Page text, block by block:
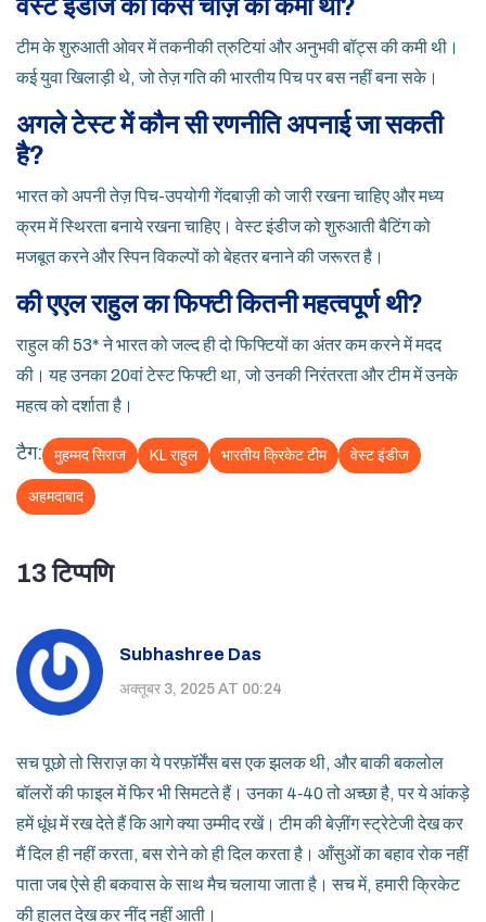
वेस्ट इंडीज को किस चीज़ की कमी थी?
टीम के शुरुआती ओवर में तकनीकी त्रुटियां और अनुभवी बॉट्स की कमी थी।
कई युवा खिलाड़ी थे, जो तेज़ गति की भारतीय पिच पर बस नहीं बना सके।
अगले टेस्ट में कौन सी रणनीति अपनाई जा सकती
है?
भारत को अपनी तेज़ पिच-उपयोगी गेंदबाज़ी को जारी रखना चाहिए और मध्य
क्रम में स्थिरता बनाये रखना चाहिए। वेस्ट इंडीज को शुरुआती बैटिंग को
मजबूत करने और स्पिन विकल्पों को बेहतर बनाने की जरूरत है।
की एएल राहुल का फिफ्टी कितनी महत्वपूर्ण थी?
राहुल की 53* ने भारत को जल्द ही दो फिफ्टियों का अंतर कम करने में मदद
की। यह उनका 20वां टेस्ट फिफ्टी था, जो उनकी निरंतरता और टीम में उनके
महत्व को दर्शाता है।
टैग: मुहम्मद सिराज KL राहुल भारतीय क्रिकेट टीम वेस्ट इंडीज
अहमदाबाद
13 टिप्पणि
Subhashree Das
अक्तूबर 3, 2025 AT 00:24
सच पूछो तो सिराज़ का ये परफ़ॉर्मेंस बस एक झलक थी, और बाकी बकलोल
बॉलरों की फाइल में फिर भी सिमटते हैं। उनका 4‑40 तो अच्छा है, पर ये आंकड़े
हमें धूंध में रख देते हैं कि आगे क्या उम्मीद रखें। टीम की बेज़ींग स्ट्रेटेजी देख कर
मैं दिल ही नहीं करता, बस रोने को ही दिल करता है। आँसुओं का बहाव रोक नहीं
पाता जब ऐसे ही बकवास के साथ मैच चलाया जाता है। सच में, हमारी क्रिकेट
की हालत देख कर नींद नहीं आती।